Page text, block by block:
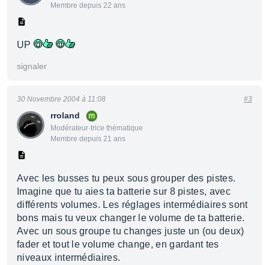
Membre depuis 22 ans
UP
signaler
rroland
Modérateur·trice thématique
Membre depuis 21 ans
30 Novembre 2004 à 11:08 #3
Avec les busses tu peux sous grouper des pistes.
Imagine que tu aies ta batterie sur 8 pistes, avec
différents volumes. Les réglages intermédiaires sont
bons mais tu veux changer le volume de ta batterie.
Avec un sous groupe tu changes juste un (ou deux)
fader et tout le volume change, en gardant tes
niveaux intermédiaires.